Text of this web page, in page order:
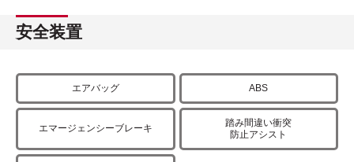
安全装置
エアバッグ ABS
エマージェンシーブレーキ
踏み間違い衝突
防止アシスト